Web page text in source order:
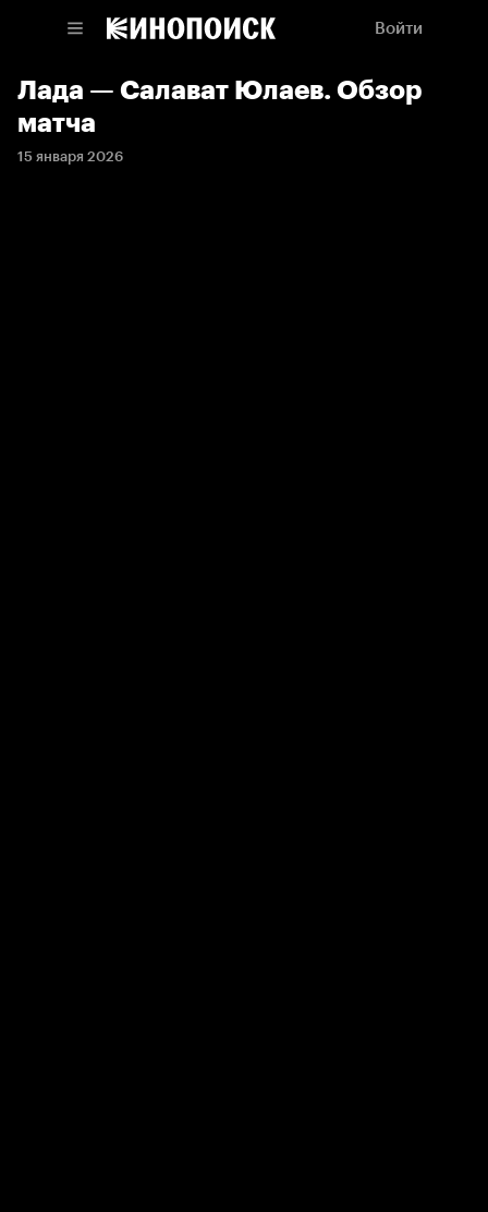
Войти
Лада — Салават Юлаев. Обзор
матча
15 января 2026